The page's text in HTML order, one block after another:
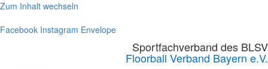
Zum Inhalt wechseln
Facebook Instagram Envelope
Sportfachverband des BLSV
Floorball Verband Bayern e.V.